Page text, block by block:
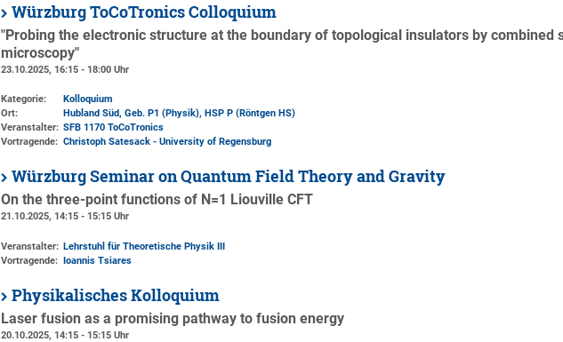
Würzburg ToCoTronics Colloquium
"Probing the electronic structure at the boundary of topological insulators by combined
microscopy"
23.10.2025, 16:15 - 18:00 Uhr
Kategorie:
Kolloquium
Ort:
Hubland Süd, Geb. P1 (Physik), HSP P (Röntgen HS)
Veranstalter: SFB 1170 ToCoTronics
Vortragende: Christoph Satesack - University of Regensburg
Würzburg Seminar on Quantum Field Theory and Gravity
On the three-point functions of N=1 Liouville CFT
21.10.2025, 14:15 - 15:15 Uhr
Veranstalter: Lehrstuhl für Theoretische Physik III
Vortragende: Ioannis Tsiares
Physikalisches Kolloquium
Laser fusion as a promising pathway to fusion energy
20.10.2025, 14:15 - 15:15 Uhr